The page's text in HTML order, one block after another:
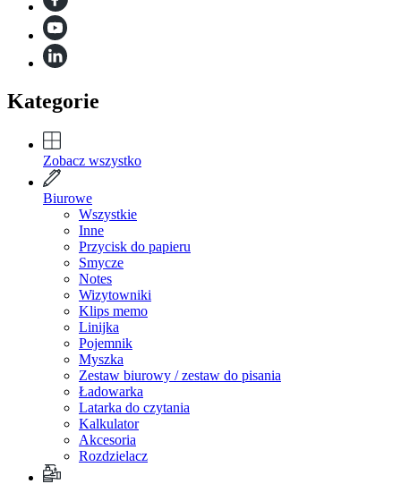
Kategorie
Zobacz wszystko
Biurowe
Wszystkie
Inne
Przycisk do papieru
Smycze
Notes
Wizytowniki
Klips memo
Linijka
Pojemnik
Myszka
Zestaw biurowy / zestaw do pisania
Ładowarka
Latarka do czytania
Kalkulator
Akcesoria
Rozdzielacz